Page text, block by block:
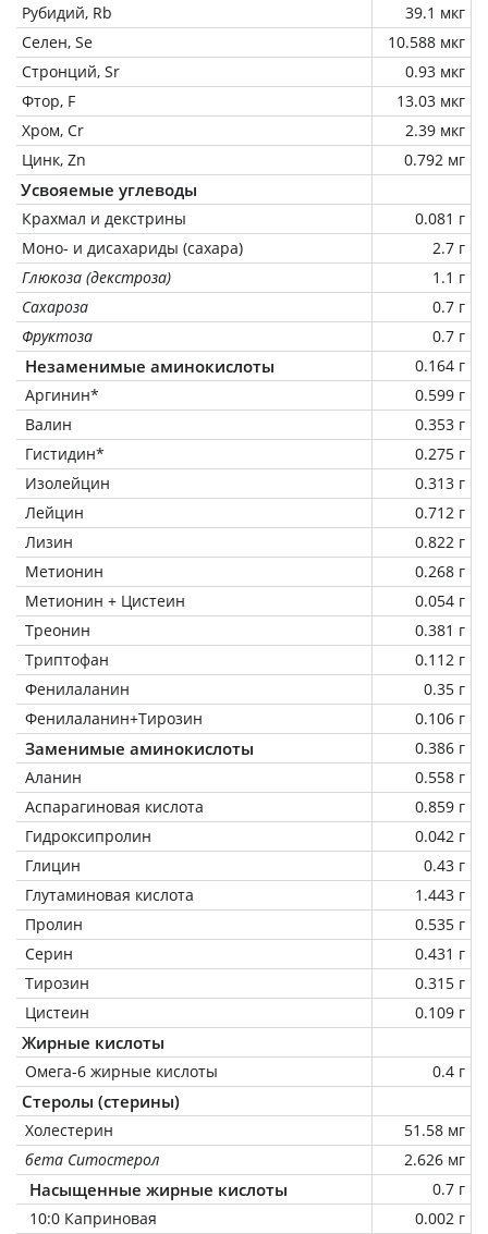
Рубидий, Rb
39.1 мкг
Селен, Se
10.588 мкг
Стронций, Sr
0.93 мкг
Фтор, F
13.03 мкг
Хром, Cr
2.39 мкг
Цинк, Zn
0.792 мг
Усвояемые углеводы
Крахмал и декстрины
0.081 г
Моно- и дисахариды (сахара)
2.7 г
Глюкоза (декстроза)
1.1 г
Сахароза
0.7 г
Фруктоза
0.7 г
Незаменимые аминокислоты
0.164 г
Аргинин*
0.599 г
Валин
0.353 г
Гистидин*
0.275 г
Изолейцин
0.313 г
Лейцин
0.712 г
Лизин
0.822 г
Метионин
0.268 г
Метионин + Цистеин
0.054 г
Треонин
0.381 г
Триптофан
0.112 г
Фенилаланин
0.35 г
Фенилаланин+Тирозин
0.106 г
Заменимые аминокислоты
0.386 г
Аланин
0.558 г
Аспарагиновая кислота
0.859 г
Гидроксипролин
0.042 г
Глицин
0.43 г
Глутаминовая кислота
1.443 г
Пролин
0.535 г
Серин
0.431 г
Тирозин
0.315 г
Цистеин
0.109 г
Жирные кислоты
Омега-6 жирные кислоты 0.4 г
Стеролы (стерины)
Холестерин
51.58 мг
бета Ситостерол
2.626 мг
Насыщенные жирные кислоты
0.7 г
10:0 Каприновая
0.002 г